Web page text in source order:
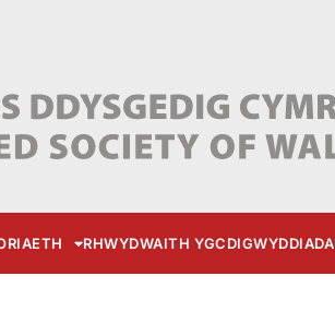
RHWYDWAITH YGC